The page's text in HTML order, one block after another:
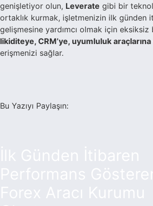
genişletiyor olun, Leverate gibi bir
ortaklık kurmak, işletmenizin ilk günden
gelişmesine yardımcı olmak için
likiditeye, CRM’ye, uyumluluk
erişmenizi sağlar.
Bu Yazıyı Paylaşın: